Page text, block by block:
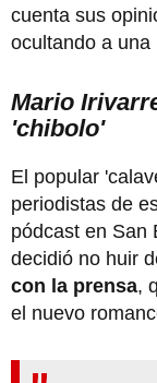
cuenta sus
ocultando a una
Mario
'chibolo'
El popular
periodistas de
pódcast en San
decidió no huir
con la prensa,
el nuevo